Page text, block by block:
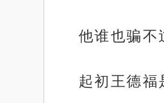
他谁也骗不
起初王德福